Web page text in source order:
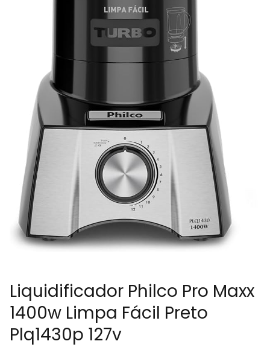
Liquidificador Philco Pro Maxx
1400w Limpa Fácil Preto
Plq1430p 127v